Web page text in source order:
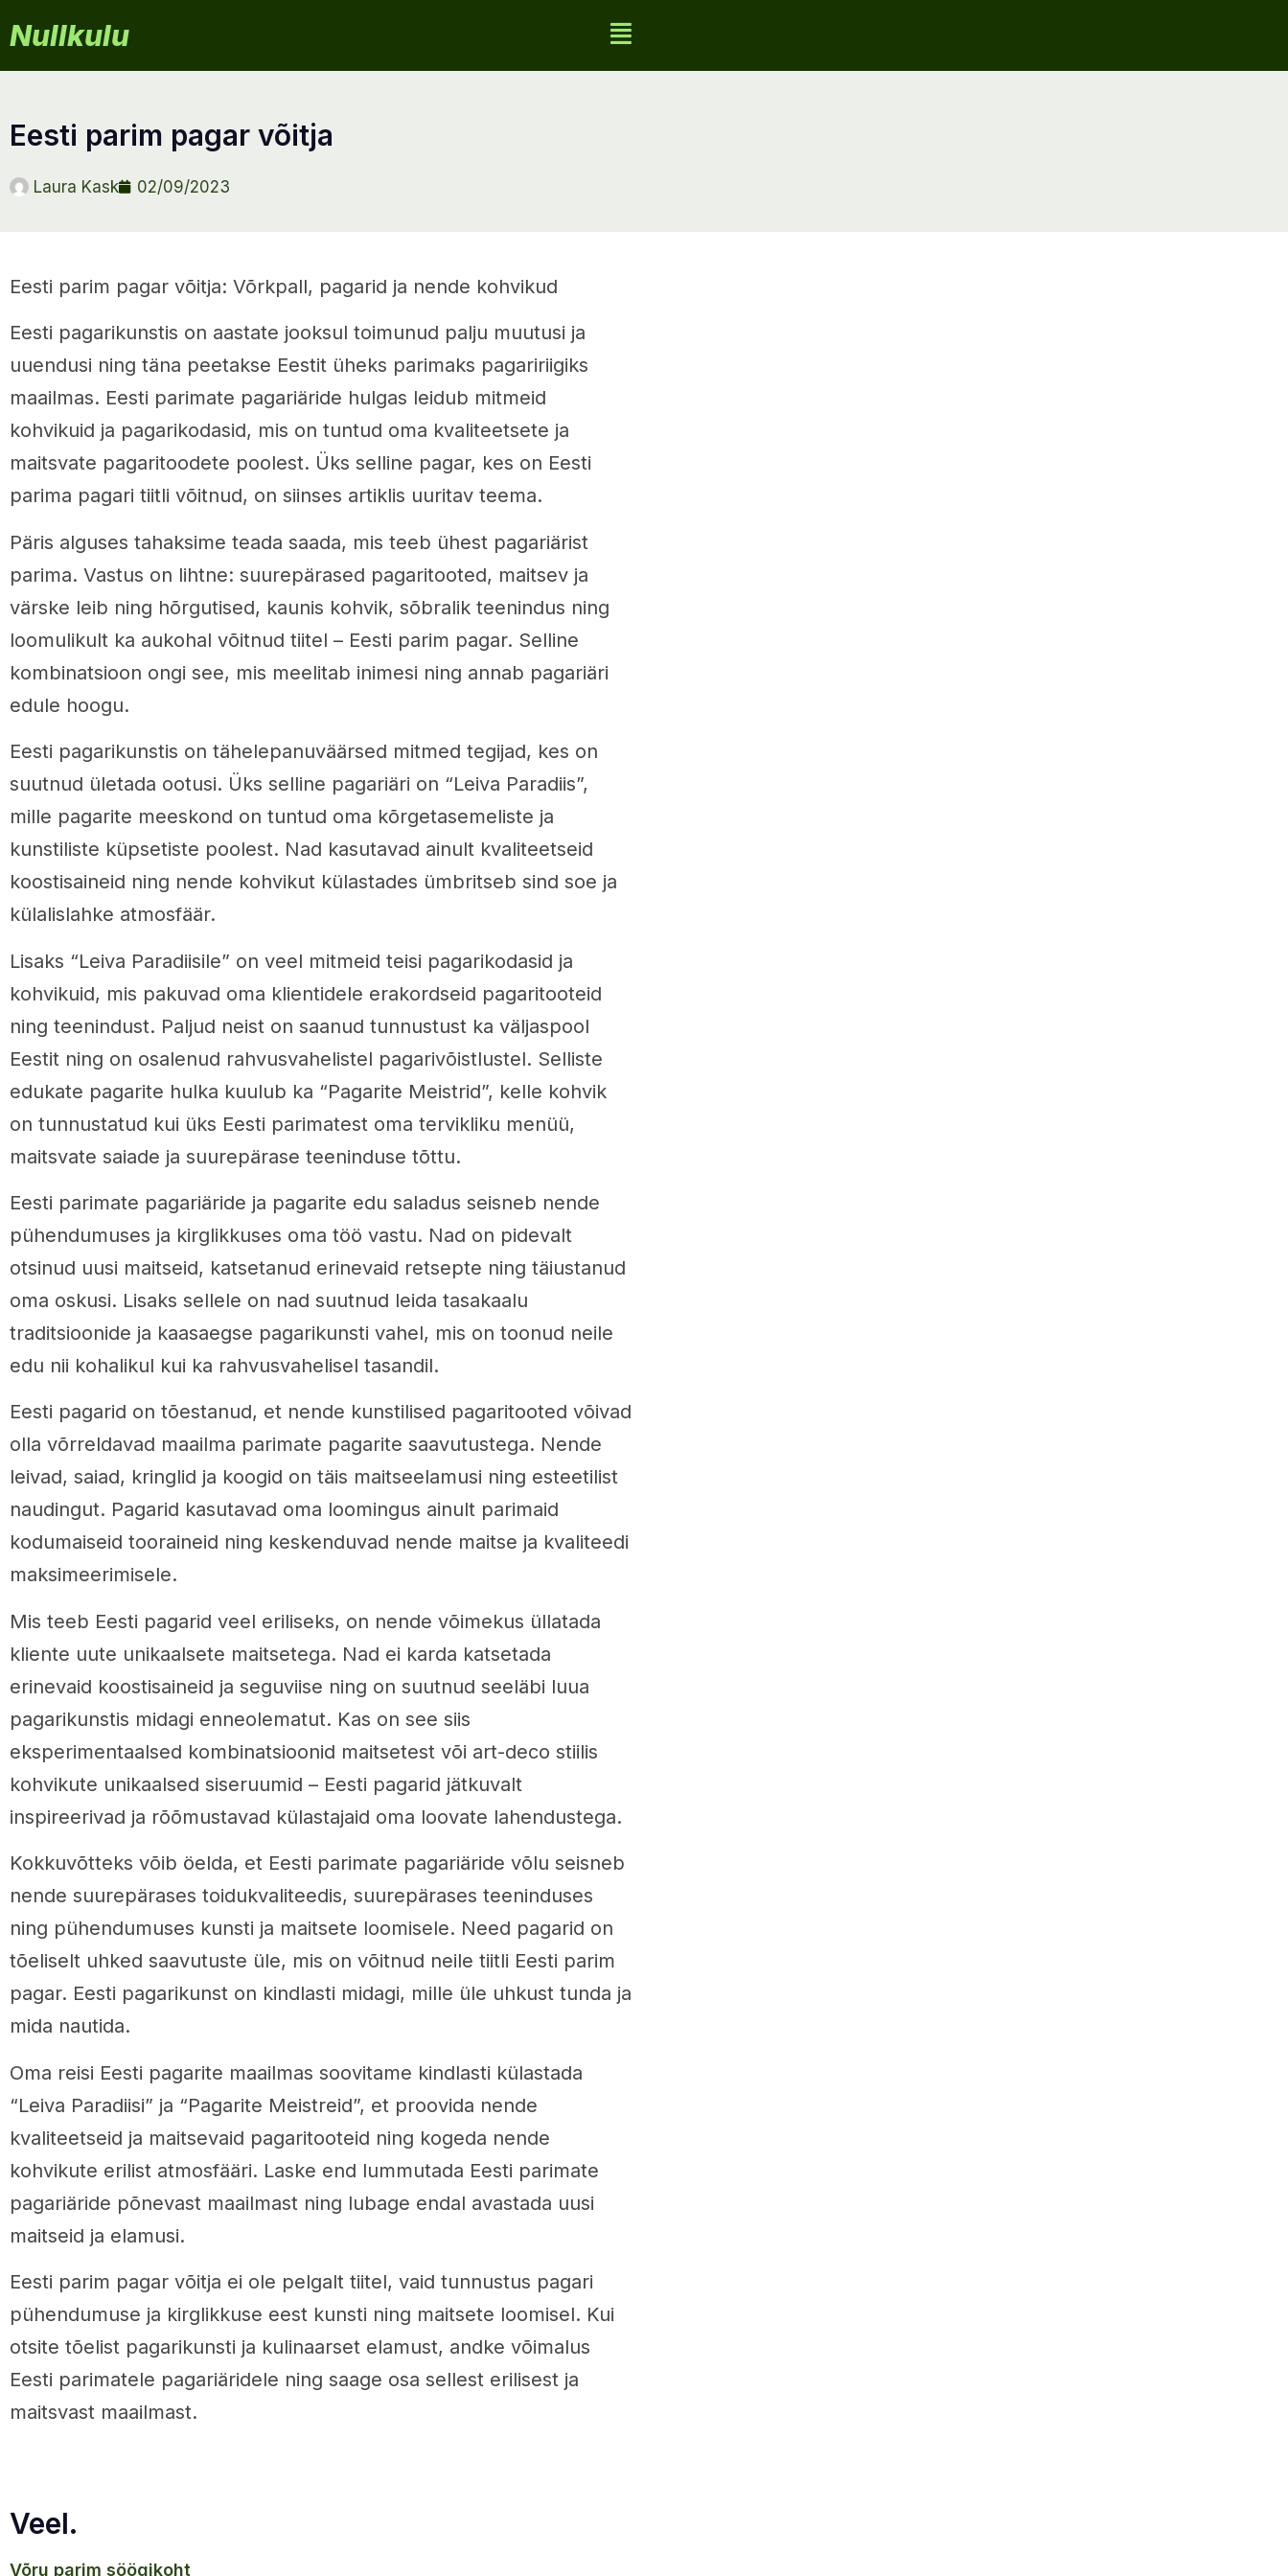
Nullkulu
eesti parim pagar võitja
Laura Kask 02/09/2023
Eesti parim pagar võitja: Võrkpall, pagarid ja nende kohvikud
Eesti pagarikunstis on aastate jooksul toimunud palju muutusi ja
uuendusi ning täna peetakse Eestit üheks parimaks pagaririigiks
maailmas. Eesti parimate pagariäride hulgas leidub mitmeid
kohvikuid ja pagarikodasid, mis on tuntud oma kvaliteetsete ja
maitsvate pagaritoodete poolest. Üks selline pagar, kes on Eesti
parima pagari tiitli võitnud, on siinses artiklis uuritav teema.
Päris alguses tahaksime teada saada, mis teeb ühest pagariärist
parima. Vastus on lihtne: suurepärased pagaritooted, maitsev ja
värske leib ning hõrgutised, kaunis kohvik, sõbralik teenindus ning
loomulikult ka aukohal võitnud tiitel – Eesti parim pagar. Selline
kombinatsioon ongi see, mis meelitab inimesi ning annab pagariäri
edule hoogu.
Eesti pagarikunstis on tähelepanuväärsed mitmed tegijad, kes on
suutnud ületada ootusi. Üks selline pagariäri on “Leiva Paradiis”,
mille pagarite meeskond on tuntud oma kõrgetasemeliste ja
kunstiliste küpsetiste poolest. Nad kasutavad ainult kvaliteetseid
koostisaineid ning nende kohvikut külastades ümbritseb sind soe ja
külalislahke atmosfäär.
Lisaks “Leiva Paradiisile” on veel mitmeid teisi pagarikodasid ja
kohvikuid, mis pakuvad oma klientidele erakordseid pagaritooteid
ning teenindust. Paljud neist on saanud tunnustust ka väljaspool
Eestit ning on osalenud rahvusvahelistel pagarivõistlustel. Selliste
edukate pagarite hulka kuulub ka “Pagarite Meistrid”, kelle kohvik
on tunnustatud kui üks Eesti parimatest oma tervikliku menüü,
maitsvate saiade ja suurepärase teeninduse tõttu.
Eesti parimate pagariäride ja pagarite edu saladus seisneb nende
pühendumuses ja kirglikkuses oma töö vastu. Nad on pidevalt
otsinud uusi maitseid, katsetanud erinevaid retsepte ning täiustanud
oma oskusi. Lisaks sellele on nad suutnud leida tasakaalu
traditsioonide ja kaasaegse pagarikunsti vahel, mis on toonud neile
edu nii kohalikul kui ka rahvusvahelisel tasandil.
Eesti pagarid on tõestanud, et nende kunstilised pagaritooted võivad
olla võrreldavad maailma parimate pagarite saavutustega. Nende
leivad, saiad, kringlid ja koogid on täis maitseelamusi ning esteetilist
naudingut. Pagarid kasutavad oma loomingus ainult parimaid
kodumaiseid tooraineid ning keskenduvad nende maitse ja kvaliteedi
maksimeerimisele.
Mis teeb Eesti pagarid veel eriliseks, on nende võimekus üllatada
kliente uute unikaalsete maitsetega. Nad ei karda katsetada
erinevaid koostisaineid ja seguviise ning on suutnud seeläbi luua
pagarikunstis midagi enneolematut. Kas on see siis
eksperimentaalsed kombinatsioonid maitsetest või art-deco stiilis
kohvikute unikaalsed siseruumid – Eesti pagarid jätkuvalt
inspireerivad ja rõõmustavad külastajaid oma loovate lahendustega.
Kokkuvõtteks võib öelda, et Eesti parimate pagariäride võlu seisneb
nende suurepärases toidukvaliteedis, suurepärases teeninduses
ning pühendumuses kunsti ja maitsete loomisele. Need pagarid on
tõeliselt uhked saavutuste üle, mis on võitnud neile tiitli Eesti parim
pagar. Eesti pagarikunst on kindlasti midagi, mille üle uhkust tunda ja
mida nautida.
Oma reisi Eesti pagarite maailmas soovitame kindlasti külastada
“Leiva Paradiisi” ja “Pagarite Meistreid”, et proovida nende
kvaliteetseid ja maitsevaid pagaritooteid ning kogeda nende
kohvikute erilist atmosfääri. Laske end lummutada Eesti parimate
pagariäride põnevast maailmast ning lubage endal avastada uusi
maitseid ja elamusi.
Eesti parim pagar võitja ei ole pelgalt tiitel, vaid tunnustus pagari
pühendumuse ja kirglikkuse eest kunsti ning maitsete loomisel. Kui
otsite tõelist pagarikunsti ja kulinaarset elamust, andke võimalus
Eesti parimatele pagariäridele ning saage osa sellest erilisest ja
maitsvast maailmast.
Veel.
võru parim söögikoht